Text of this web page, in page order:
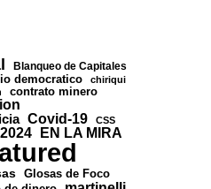
Blanqueo de Capitales
democratico
chiriqui
contrato minero
Covid-19 CSS
EN LA MIRA
Glosas de Foco